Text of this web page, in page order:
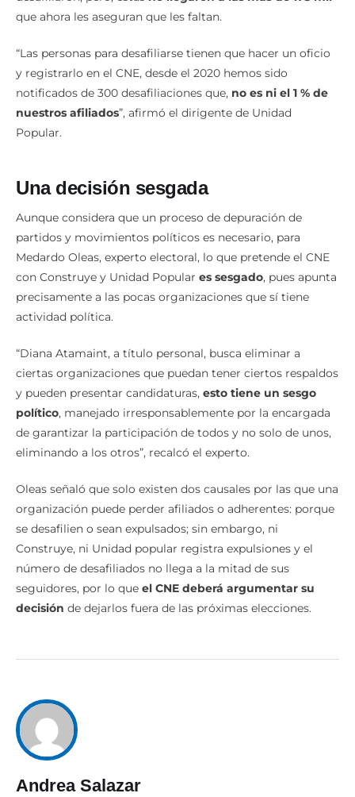
que ahora les aseguran que les faltan.
“Las personas para desafiliarse tienen que hacer un oficio
y registrarlo en el CNE, desde el 2020 hemos sido
notificados de 300 desafiliaciones que, no es ni el 1 % de
nuestros afiliados”, afirmó el dirigente de Unidad
Popular.
Una decisión sesgada
Aunque considera que un proceso de depuración de
partidos y movimientos políticos es necesario, para
Medardo Oleas, experto electoral, lo que pretende el CNE
con Construye y Unidad Popular es sesgado, pues apunta
precisamente a las pocas organizaciones que sí tiene
actividad política.
“Diana Atamaint, a título personal, busca eliminar a
ciertas organizaciones que puedan tener ciertos respaldos
y pueden presentar candidaturas, esto tiene un sesgo
político, manejado irresponsablemente por la encargada
de garantizar la participación de todos y no solo de unos,
eliminando a los otros”, recalcó el experto.
Oleas señaló que solo existen dos causales por las que una
organización puede perder afiliados o adherentes: porque
se desafilien o sean expulsados; sin embargo, ni
Construye, ni Unidad popular registra expulsiones y el
número de desafiliados no llega a la mitad de sus
seguidores, por lo que el CNE deberá argumentar su
decisión de dejarlos fuera de las próximas elecciones.
Andrea Salazar